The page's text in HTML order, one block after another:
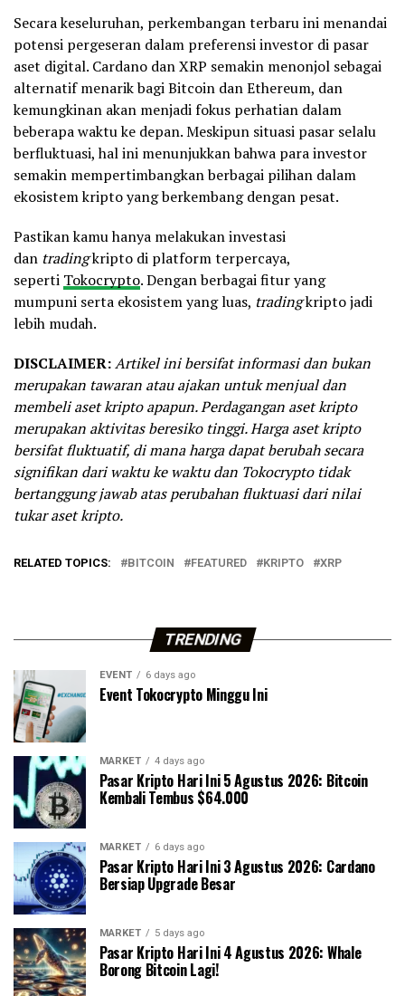
Secara keseluruhan, perkembangan terbaru ini menandai
potensi pergeseran dalam preferensi investor di pasar
aset digital. Cardano dan XRP semakin menonjol sebagai
alternatif menarik bagi Bitcoin dan Ethereum, dan
kemungkinan akan menjadi fokus perhatian dalam
beberapa waktu ke depan. Meskipun situasi pasar selalu
berfluktuasi, hal ini menunjukkan bahwa para investor
semakin mempertimbangkan berbagai pilihan dalam
ekosistem kripto yang berkembang dengan pesat.
Pastikan kamu hanya melakukan investasi
dan tradingkripto di platform terpercaya,
seperti Tokocrypto. Dengan berbagai fitur yang
mumpuni serta ekosistem yang luas, tradingkripto jadi
lebih mudah.
DISCLAIMER:Artikel ini bersifat informasi dan bukan
merupakan tawaran atau ajakan untuk menjual dan
membeli aset kripto apapun. Perdagangan aset kripto
merupakan aktivitas beresiko tinggi. Harga aset kripto
bersifat fluktuatif, di mana harga dapat berubah secara
signifikan dari waktu ke waktu dan Tokocrypto tidak
bertanggung jawab atas perubahan fluktuasi dari nilai
tukar aset kripto.
RELATED TOPICS: BITCOIN FEATURED KRIPTO XRP
TRENDING
EVENT 6 days ago
Event Tokocrypto Minggu Ini
MARKET 4 days ago
Pasar Kripto Hari Ini 5 Agustus 2026: Bitcoin
Kembali Tembus $64.000
MARKET 6 days ago
Pasar Kripto Hari Ini 3 Agustus 2026: Cardano
Bersiap Upgrade Besar
MARKET 5 days ago
Pasar Kripto Hari Ini 4 Agustus 2026: Whale
Borong Bitcoin Lagi!